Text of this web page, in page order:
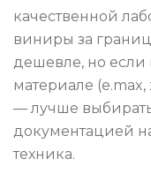
качественной
виниры за
дешевле, но если
материале
— лучше
документацией
техника.